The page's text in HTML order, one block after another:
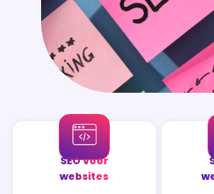
SEO voor
websites